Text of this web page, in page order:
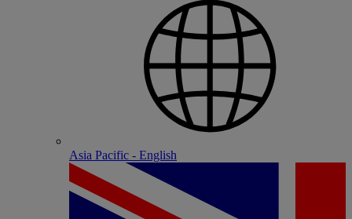
Asia Pacific - English